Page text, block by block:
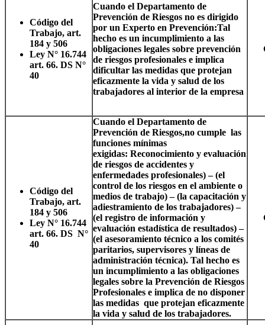
Código del
Trabajo, art.
184 y 506
Ley N° 16.744
art. 66. DS N°
40
Cuando el Departamento de
Prevención de Riesgos no es dirigido
por un Experto en Prevención:Tal
hecho es un incumplimiento a las
obligaciones legales sobre prevención
de riesgos profesionales e implica
dificultar las medidas que protejan
eficazmente la vida y salud de los
trabajadores al interior de la empresa
Código del
Trabajo, art.
184 y 506
Ley N° 16.744
art. 66. DS N°
40
Cuando el Departamento de
Prevención de Riesgos,no cumple las
funciones mínimas
exigidas: Reconocimiento y evaluación
de riesgos de accidentes y
enfermedades profesionales) – (el
control de los riesgos en el ambiente o
medios de trabajo) – (la capacitación y
adiestramiento de los trabajadores) –
(el registro de información y
evaluación estadística de resultados) –
(el asesoramiento técnico a los comités
paritarios, supervisores y líneas de
administración técnica). Tal hecho es
un incumplimiento a las obligaciones
legales sobre la Prevención de Riesgos
Profesionales e implica de no disponer
las medidas que protejan eficazmente
la vida y salud de los trabajadores.